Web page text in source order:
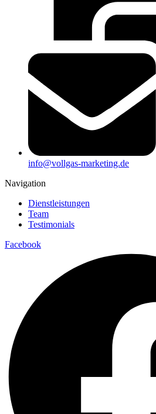
info@vollgas-marketing.de
Navigation
Dienstleistungen
Team
Testimonials
Facebook